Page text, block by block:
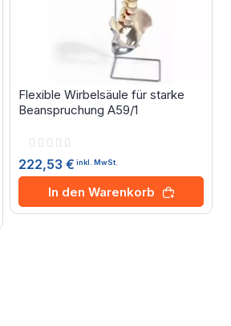
Flexible Wirbelsäule für starke
Beanspruchung A59/1
Rating:
222,53 € inkl. MwSt.
In den Warenkorb